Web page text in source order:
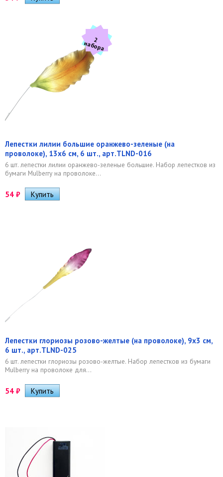
2
н
а
б
о
р
а
Лепестки лилии большие оранжево-зеленые (на
проволоке), 13х6 см, 6 шт., арт.TLND-016
6 шт. лепестки лилии оранжево-зеленые большие. Набор лепестков из
бумаги Mulberry на проволоке...
54 ₽
Лепестки глориозы розово-желтые (на проволоке), 9х3 см,
6 шт., арт.TLND-025
6 шт. лепестки глориозы розово-желтые. Набор лепестков из бумаги
Mulberry на проволоке для...
54 ₽